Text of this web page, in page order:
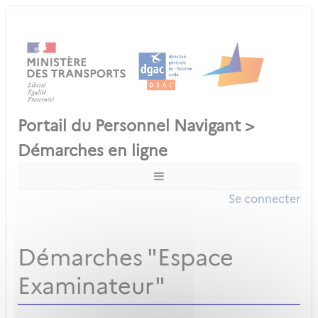
Se connecter
Démarches "Espace
Examinateur"